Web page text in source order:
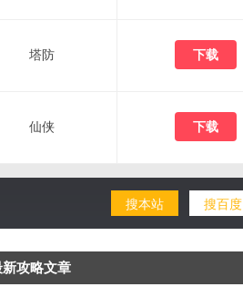
塔防 下载
仙侠 下载
搜百度
搜本站
新攻略文章